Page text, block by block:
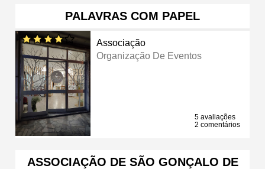
PALAVRAS COM PAPEL
Associação
Organização De Eventos
5 avaliações
2 comentários
ASSOCIAÇÃO DE SÃO GONÇALO DE